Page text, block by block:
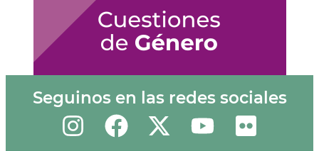
Seguinos en las redes sociales